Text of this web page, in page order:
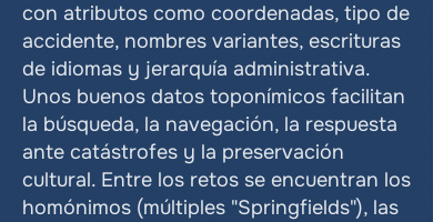
con atributos como coordenadas, tipo de
accidente, nombres variantes, escrituras
de idiomas y jerarquía administrativa.
Unos buenos datos toponímicos facilitan
la búsqueda, la navegación, la respuesta
ante catástrofes y la preservación
cultural. Entre los retos se encuentran los
homónimos (múltiples "Springfields"), las